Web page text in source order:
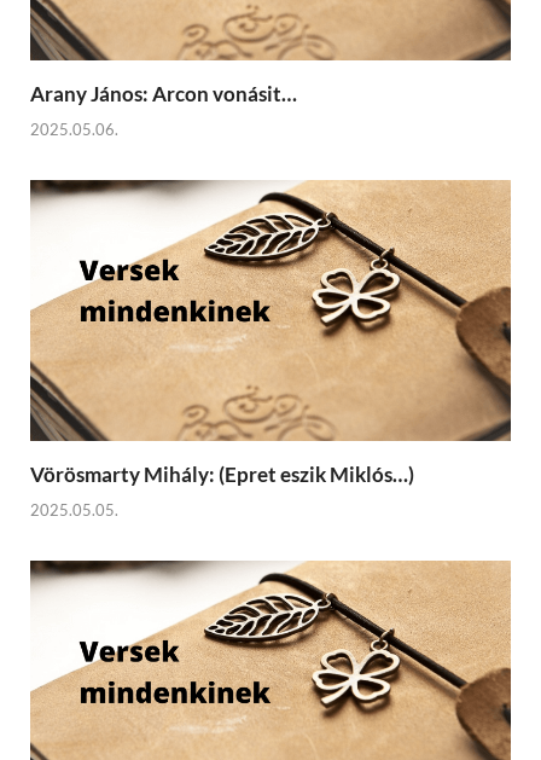
Arany János: Arcon vonásit…
2025.05.06.
Vörösmarty Mihály: (Epret eszik Miklós…)
2025.05.05.